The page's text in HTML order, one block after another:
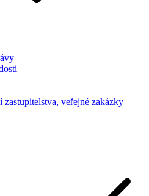
zastupitelstva, veřejné zakázky